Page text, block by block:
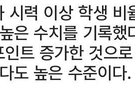
시력 이상 학생
은 수치를 기록
트 증가한 것으
도 높은 수준이다.